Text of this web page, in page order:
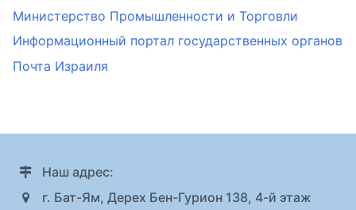
Министерство Промышленности и Торговли
Информационный портал государственных органов
Почта Израиля
Наш адрес:
г. Бат-Ям, Дерех Бен-Гурион 138, 4-й этаж